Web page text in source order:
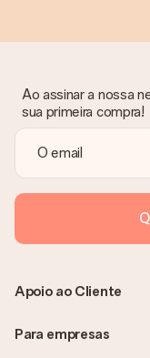
Ao assinar a nossa
sua primeira compra!
Apoio ao Cliente
Para empresas